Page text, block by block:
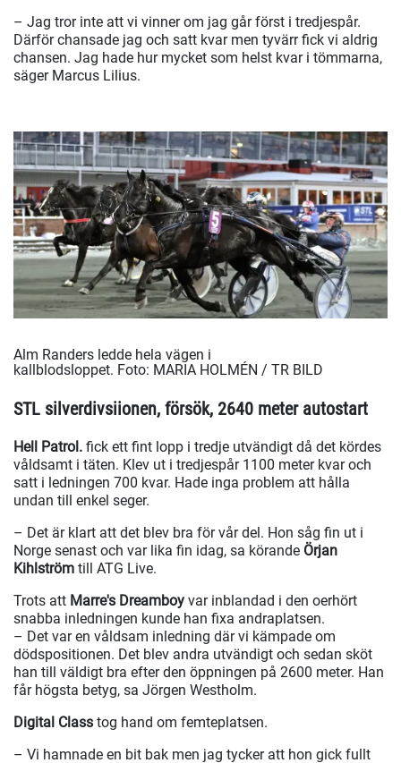
– Jag tror inte att vi vinner om jag går först i tredjespår.
Därför chansade jag och satt kvar men tyvärr fick vi aldrig
chansen. Jag hade hur mycket som helst kvar i tömmarna,
säger Marcus Lilius.
Alm Randers ledde hela vägen i
kallblodsloppet. Foto: MARIA HOLMÉN / TR BILD
STL silverdivsiionen, försök, 2640 meter autostart
Hell Patrol. fick ett fint lopp i tredje utvändigt då det kördes
våldsamt i täten. Klev ut i tredjespår 1100 meter kvar och
satt i ledningen 700 kvar. Hade inga problem att hålla
undan till enkel seger.
– Det är klart att det blev bra för vår del. Hon såg fin ut i
Norge senast och var lika fin idag, sa körande Örjan
Kihlström till ATG Live.
Trots att Marre's Dreamboy var inblandad i den oerhört
snabba inledningen kunde han fixa andraplatsen.
– Det var en våldsam inledning där vi kämpade om
dödspositionen. Det blev andra utvändigt och sedan sköt
han till väldigt bra efter den öppningen på 2600 meter. Han
får högsta betyg, sa Jörgen Westholm.
Digital Class tog hand om femteplatsen.
– Vi hamnade en bit bak men jag tycker att hon gick fullt